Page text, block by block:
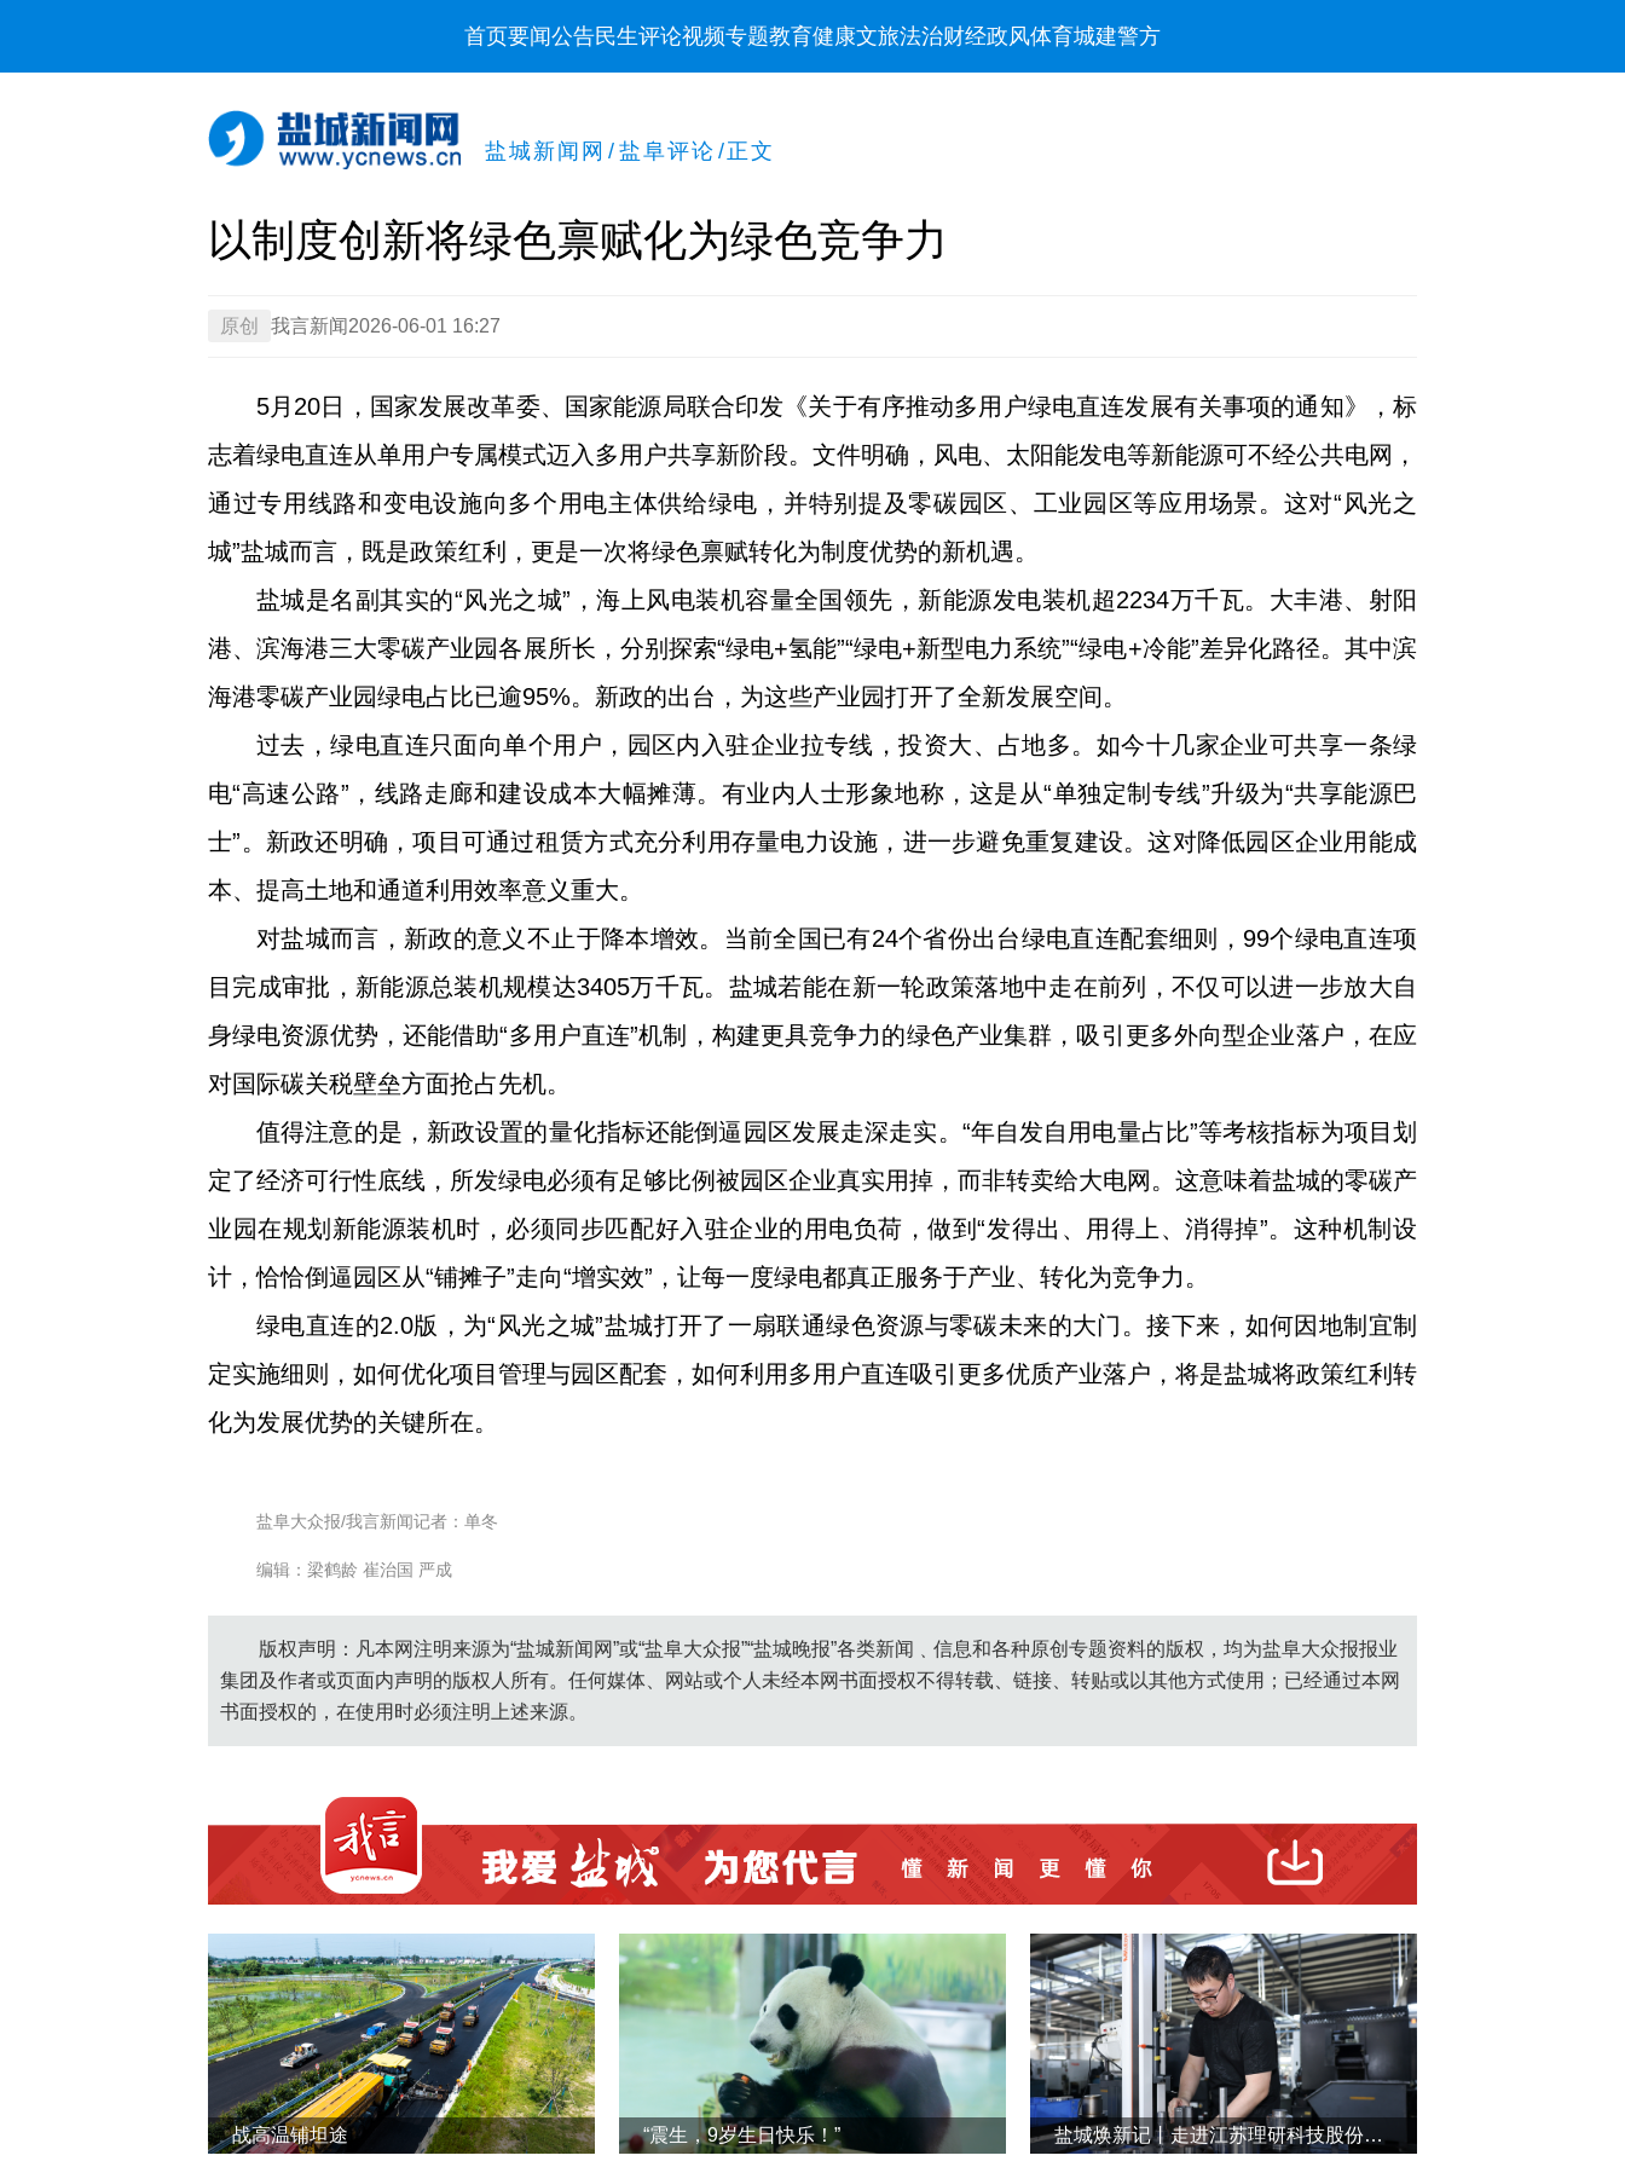
首页要闻公告民生评论视频专题教育健康文旅法治财经政风体育城建警方
盐城新闻网 / 盐阜评论 /正文
以制度创新将绿色禀赋化为绿色竞争力
原创 我言新闻 2026-06-01 16:27
5月20日，国家发展改革委、国家能源局联合印发《关于有序推动多用户绿电直连发展有关事项的通知》，标
志着绿电直连从单用户专属模式迈入多用户共享新阶段。文件明确，风电、太阳能发电等新能源可不经公共电网，
通过专用线路和变电设施向多个用电主体供给绿电，并特别提及零碳园区、工业园区等应用场景。这对“风光之
城”盐城而言，既是政策红利，更是一次将绿色禀赋转化为制度优势的新机遇。
盐城是名副其实的“风光之城”，海上风电装机容量全国领先，新能源发电装机超2234万千瓦。大丰港、射阳
港、滨海港三大零碳产业园各展所长，分别探索“绿电+氢能”“绿电+新型电力系统”“绿电+冷能”差异化路径。其中滨
海港零碳产业园绿电占比已逾95%。新政的出台，为这些产业园打开了全新发展空间。
过去，绿电直连只面向单个用户，园区内入驻企业拉专线，投资大、占地多。如今十几家企业可共享一条绿
电“高速公路”，线路走廊和建设成本大幅摊薄。有业内人士形象地称，这是从“单独定制专线”升级为“共享能源巴
士”。新政还明确，项目可通过租赁方式充分利用存量电力设施，进一步避免重复建设。这对降低园区企业用能成
本、提高土地和通道利用效率意义重大。
对盐城而言，新政的意义不止于降本增效。当前全国已有24个省份出台绿电直连配套细则，99个绿电直连项
目完成审批，新能源总装机规模达3405万千瓦。盐城若能在新一轮政策落地中走在前列，不仅可以进一步放大自
身绿电资源优势，还能借助“多用户直连”机制，构建更具竞争力的绿色产业集群，吸引更多外向型企业落户，在应
对国际碳关税壁垒方面抢占先机。
值得注意的是，新政设置的量化指标还能倒逼园区发展走深走实。“年自发自用电量占比”等考核指标为项目划
定了经济可行性底线，所发绿电必须有足够比例被园区企业真实用掉，而非转卖给大电网。这意味着盐城的零碳产
业园在规划新能源装机时，必须同步匹配好入驻企业的用电负荷，做到“发得出、用得上、消得掉”。这种机制设
计，恰恰倒逼园区从“铺摊子”走向“增实效”，让每一度绿电都真正服务于产业、转化为竞争力。
绿电直连的2.0版，为“风光之城”盐城打开了一扇联通绿色资源与零碳未来的大门。接下来，如何因地制宜制
定实施细则，如何优化项目管理与园区配套，如何利用多用户直连吸引更多优质产业落户，将是盐城将政策红利转
化为发展优势的关键所在。
盐阜大众报/我言新闻记者：单冬
编辑：梁鹤龄 崔治国 严成
版权声明：凡本网注明来源为“盐城新闻网”或“盐阜大众报”“盐城晚报”各类新闻﹑信息和各种原创专题资料的版权，均为盐阜大众报报业
集团及作者或页面内声明的版权人所有。任何媒体、网站或个人未经本网书面授权不得转载、链接、转贴或以其他方式使用；已经通过本网
书面授权的，在使用时必须注明上述来源。
战高温铺坦途 “震生，9岁生日快乐！” 盐城焕新记丨走进江苏理研科技股份有限公司